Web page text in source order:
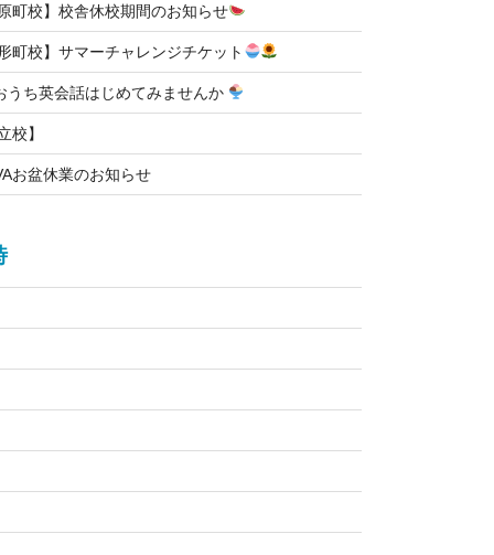
原町校】校舎休校期間のお知らせ
町校】サマーチャレンジチケット
うち英会話はじめてみませんか
校】
お盆休業のお知らせ